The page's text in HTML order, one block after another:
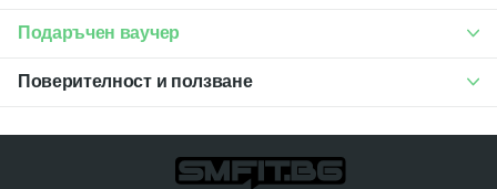
Подаръчен ваучер
Поверителност и ползване